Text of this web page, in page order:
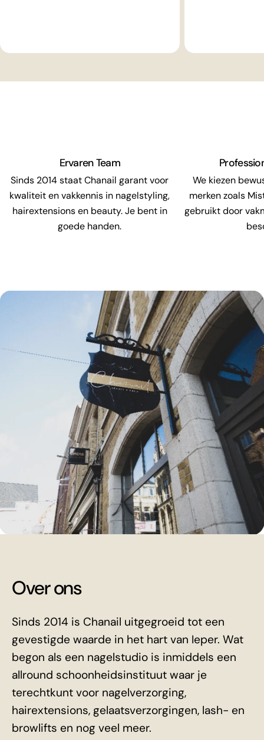
Ervaren Team
Sinds 2014 staat Chanail garant voor
kwaliteit en vakkennis in nagelstyling,
hairextensions en beauty. Je bent in
goede handen.
We kiezen
merken zoals
gebruikt door
Over ons
Sinds 2014 is Chanail uitgegroeid tot een
gevestigde waarde in het hart van Ieper. Wat
begon als een nagelstudio is inmiddels een
allround schoonheidsinstituut waar je
terechtkunt voor nagelverzorging,
hairextensions, gelaatsverzorgingen, lash- en
browlifts en nog veel meer.